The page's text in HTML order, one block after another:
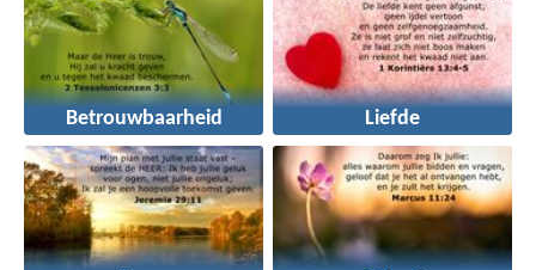
Betrouwbaarheid Liefde